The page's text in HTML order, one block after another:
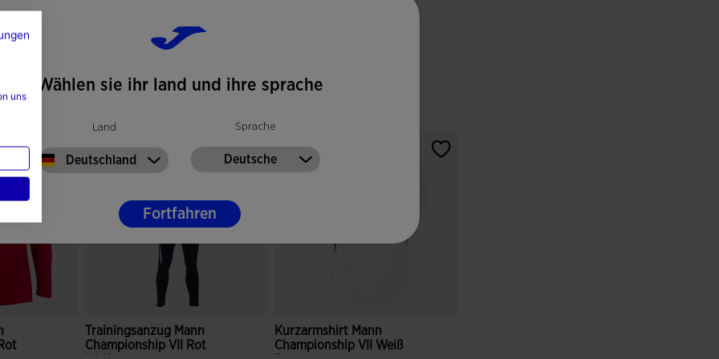
Trainingsanzug Mann
Championship VII Rot
Kurzarmshirt Mann
Championship VII Weiß
Wählen sie ihr land und ihre sprache
Land
Deutschland
Sprache
Deutsche
Fortfahren
uns